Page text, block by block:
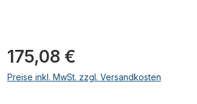
Regulärer Preis:
175,08 €
Preise inkl. MwSt. zzgl. Versandkosten